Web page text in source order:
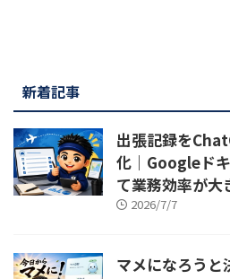
新着記事
出張記録を
化｜Googleド
て業務効率が大
2026/7/7
マメになろう